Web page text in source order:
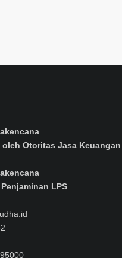
Otoritas Jasa Keuangan
LPS